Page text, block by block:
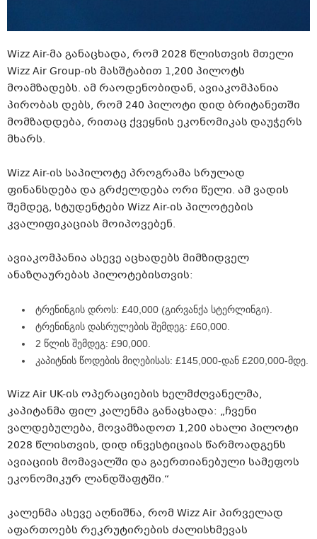
Wizz Air-მა განაცხადა, რომ 2028 წლისთვის მთელი
Wizz Air Group-ის მასშტაბით 1,200 პილოტს
მოამზადებს. ამ რაოდენობიდან, ავიაკომპანია
პირობას დებს, რომ 240 პილოტი დიდ ბრიტანეთში
მომზადდება, რითაც ქვეყნის ეკონომიკას დაუჭერს
მხარს.
Wizz Air-ის საპილოტე პროგრამა სრულად
ფინანსდება და გრძელდება ორი წელი. ამ ვადის
შემდეგ, სტუდენტები Wizz Air-ის პილოტების
კვალიფიკაციას მოიპოვებენ.
ავიაკომპანია ასევე აცხადებს მიმზიდველ
ანაზღაურებას პილოტებისთვის:
ტრენინგის დროს: £40,000 (გირვანქა სტერლინგი).
ტრენინგის დასრულების შემდეგ: £60,000.
2 წლის შემდეგ: £90,000.
კაპიტნის წოდების მიღებისას: £145,000-დან £200,000-მდე.
Wizz Air UK-ის ოპერაციების ხელმძღვანელმა,
კაპიტანმა ფილ კალენმა განაცხადა: „ჩვენი
ვალდებულება, მოვამზადოთ 1,200 ახალი პილოტი
2028 წლისთვის, დიდ ინვესტიციას წარმოადგენს
ავიაციის მომავალში და გაერთიანებული სამეფოს
ეკონომიკურ ლანდშაფტში.“
კალენმა ასევე აღნიშნა, რომ Wizz Air პირველად
აფართოებს რეკრუტირების ძალისხმევას